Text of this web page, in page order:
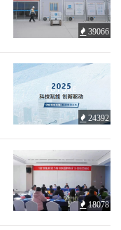
39066
24392
18078